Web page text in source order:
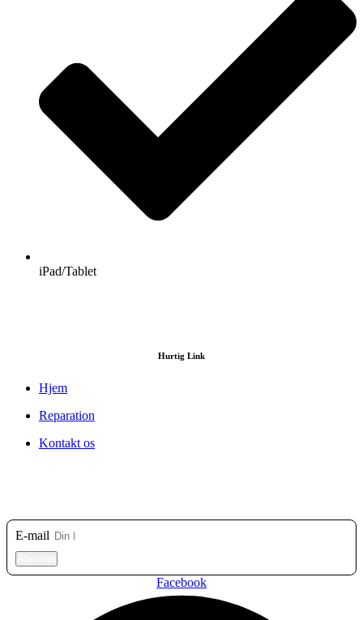
iPad/Tablet
Hurtig Link
Hjem
Reparation
Kontakt os
E-mail
Facebook